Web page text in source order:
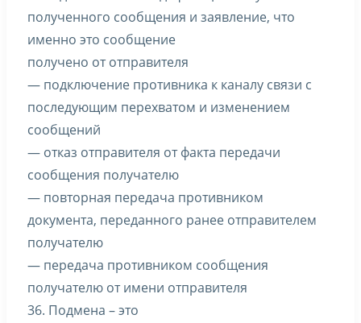
полученного сообщения и заявление, что
именно это сообщение
получено от отправителя
— подключение противника к каналу связи с
последующим перехватом и изменением
сообщений
— отказ отправителя от факта передачи
сообщения получателю
— повторная передача противником
документа, переданного ранее отправителем
получателю
— передача противником сообщения
получателю от имени отправителя
36. Подмена – это